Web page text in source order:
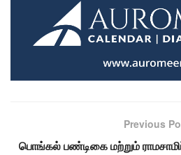
Previous
பொங்கல் பண்டிகை மற்றும்